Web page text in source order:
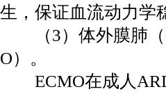
生，保证血流动力学
（3）体外膜肺（
O）。
ECMO在成人